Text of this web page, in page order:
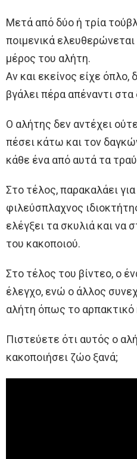
Μετά από δύο ή τρία
ποιμενικά
μέρος του αλήτη.
Αν και εκείνος είχε
βγάλει πέρα απέναντι
Ο αλήτης δεν αντέχει
πέσει κάτω και τον
κάθε ένα από αυτά τα
Στο τέλος, παρακαλάει
φιλεύσπλαχνος
ελέγξει τα σκυλιά και να
του κακοποιού.
Στο τέλος του βίντεο, ο
έλεγχο, ενώ ο άλλος
αλήτη όπως το αρπακτικό
Πιστεύετε ότι αυτός ο
κακοποιήσει ζώο ξανά;